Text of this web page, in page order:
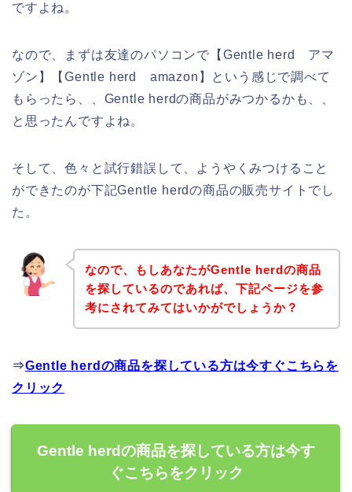
ですよね。
なので、まずは友達のパソコンで【Gentle herd アマ
ゾン】【Gentle herd amazon】という感じで調べて
もらったら、、Gentle herdの商品がみつかるかも、、
と思ったんですよね。
そして、色々と試行錯誤して、ようやくみつけること
ができたのが下記Gentle herdの商品の販売サイトでし
た。
なので、もしあなたがGentle herdの商品
を探しているのであれば、下記ページを参
考にされてみてはいかがでしょうか？
⇒Gentle herdの商品を探している方は今すぐこちらを
クリック
Gentle herdの商品を探している方は今す
ぐこちらをクリック